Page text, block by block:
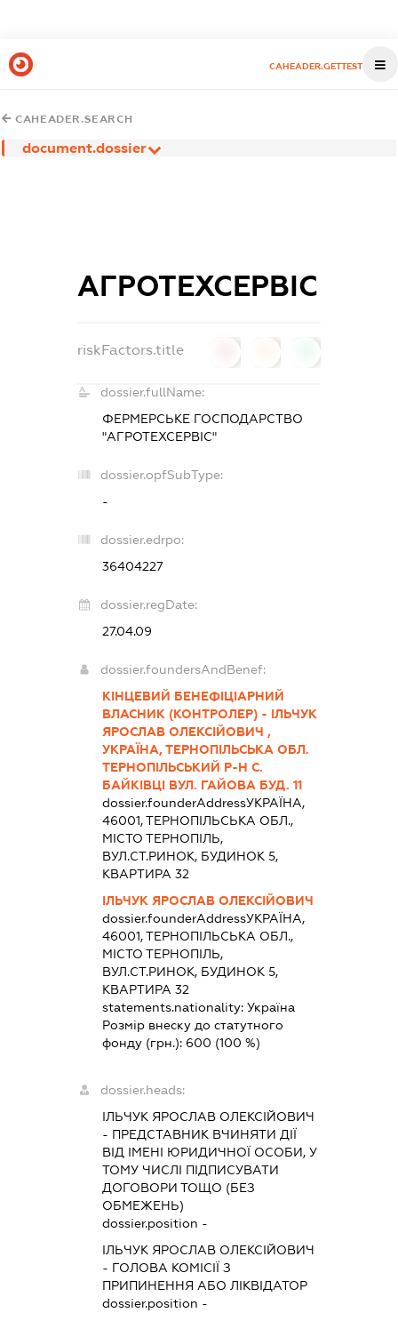
CAHEADER.GETTEST
CAHEADER.SEARCH
document.dossier
АГРОТЕХСЕРВІС
riskFactors.title
dossier.fullName:
ФЕРМЕРСЬКЕ ГОСПОДАРСТВО
"АГРОТЕХСЕРВІС"
dossier.opfSubType:
-
dossier.edrpo:
36404227
dossier.regDate:
27.04.09
dossier.foundersAndBenef:
КІНЦЕВИЙ БЕНЕФІЦІАРНИЙ
ВЛАСНИК (КОНТРОЛЕР) - ІЛЬЧУК
ЯРОСЛАВ ОЛЕКСІЙОВИЧ ,
УКРАЇНА, ТЕРНОПІЛЬСЬКА ОБЛ.
ТЕРНОПІЛЬСЬКИЙ Р-Н С.
БАЙКІВЦІ ВУЛ. ГАЙОВА БУД. 11
dossier.founderAddressУКРАЇНА,
46001, ТЕРНОПІЛЬСЬКА ОБЛ.,
МІСТО ТЕРНОПІЛЬ,
ВУЛ.СТ.РИНОК, БУДИНОК 5,
КВАРТИРА 32
ІЛЬЧУК ЯРОСЛАВ ОЛЕКСІЙОВИЧ
dossier.founderAddressУКРАЇНА,
46001, ТЕРНОПІЛЬСЬКА ОБЛ.,
МІСТО ТЕРНОПІЛЬ,
ВУЛ.СТ.РИНОК, БУДИНОК 5,
КВАРТИРА 32
statements.nationality: Україна
Розмір внеску до статутного
фонду (грн.): 600 (100 %)
dossier.heads:
ІЛЬЧУК ЯРОСЛАВ ОЛЕКСІЙОВИЧ
- ПРЕДСТАВНИК ВЧИНЯТИ ДІЇ
ВІД ІМЕНІ ЮРИДИЧНОЇ ОСОБИ, У
ТОМУ ЧИСЛІ ПІДПИСУВАТИ
ДОГОВОРИ ТОЩО (БЕЗ
ОБМЕЖЕНЬ)
dossier.position -
ІЛЬЧУК ЯРОСЛАВ ОЛЕКСІЙОВИЧ
- ГОЛОВА КОМІСІЇ З
ПРИПИНЕННЯ АБО ЛІКВІДАТОР
dossier.position -